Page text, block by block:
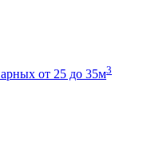
от 25 до 35м3